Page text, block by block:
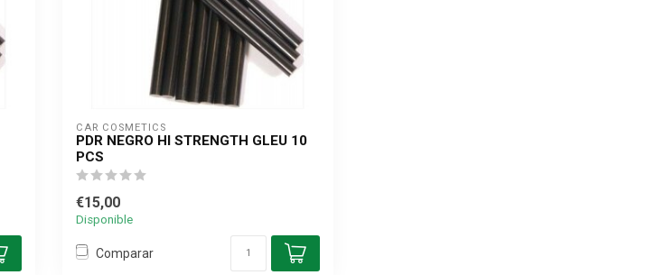
CAR COSMETICS
PDR NEGRO HI STRENGTH GLEU 10
PCS
€15,00
Disponible
Comparar